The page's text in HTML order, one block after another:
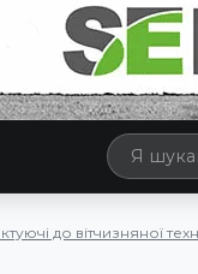
до вітчизняної